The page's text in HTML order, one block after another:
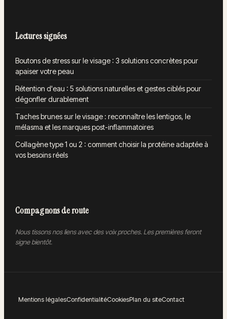
Lectures signées
Boutons de stress sur le visage : 3 solutions concrètes pour
apaiser votre peau
Rétention d'eau : 5 solutions naturelles et gestes ciblés pour
dégonfler durablement
Taches brunes sur le visage : reconnaître les lentigos, le
mélasma et les marques post-inflammatoires
Collagène type 1 ou 2 : comment choisir la protéine adaptée à
vos besoins réels
Compagnons de route
Nous tissons nos liens avec des voix proches. Les premières feront
signe bientôt.
Mentions légalesConfidentialitéCookiesPlan du siteContact